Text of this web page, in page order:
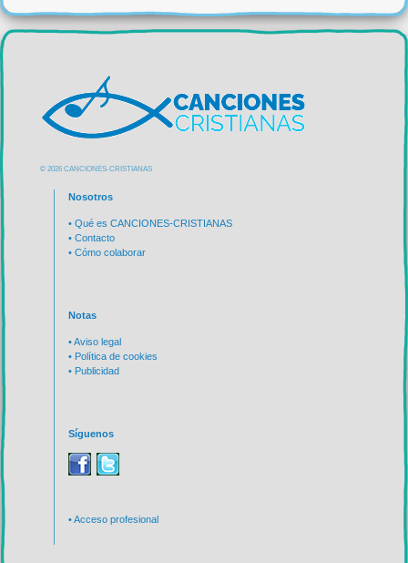
© 2026 CANCIONES-CRISTIANAS
Nosotros
• Qué es CANCIONES-CRISTIANAS
• Contacto
• Cómo colaborar
Notas
•Aviso legal
• Política de cookies
• Publicidad
Síguenos
•Acceso profesional